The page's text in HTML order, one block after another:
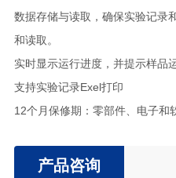
数据存储与读取，确保实验记录
和读取。
实时显示运行进度，并提示样品
支持实验记录Exel打印
12个月保修期：零部件、电子和
产品咨询